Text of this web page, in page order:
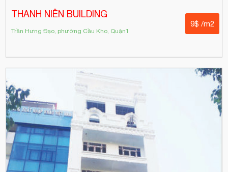
THANH NIÊN BUILDING
Trần Hưng Đạo, phường Cầu Kho, Quận1
9$ /m2